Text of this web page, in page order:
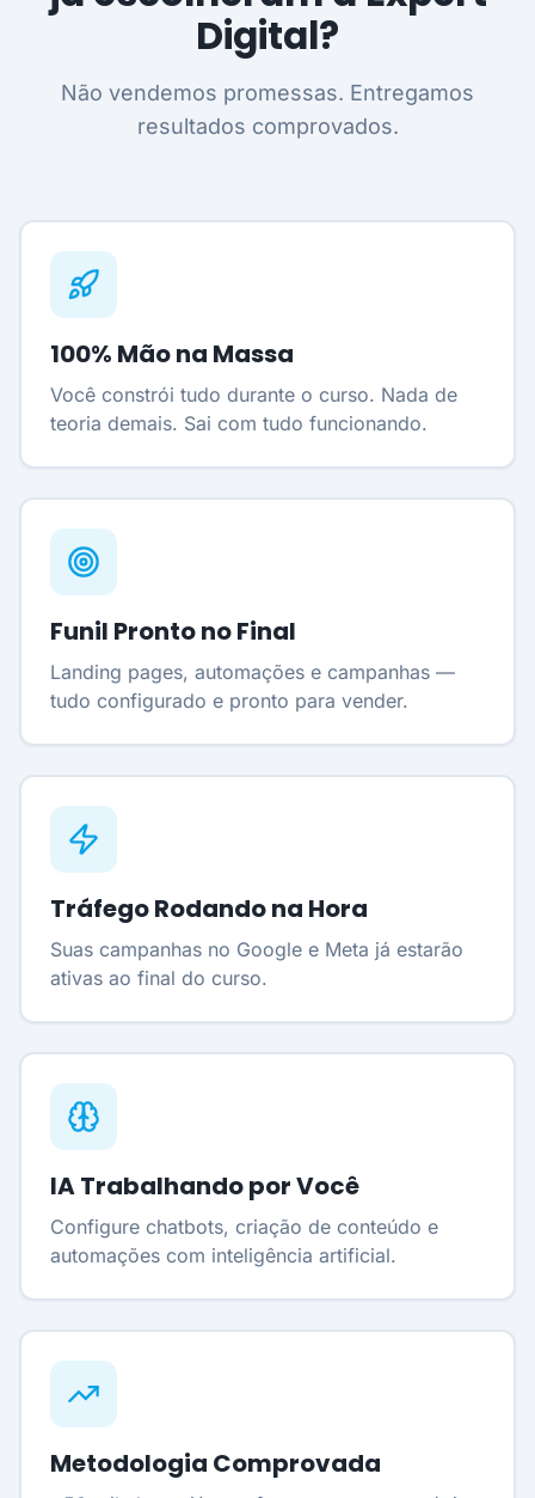
Digital?
Não vendemos promessas. Entregamos
resultados comprovados.
100% Mão na Massa
Você constrói tudo durante o curso. Nada de
teoria demais. Sai com tudo funcionando.
Funil Pronto no Final
Landing pages, automações e campanhas —
tudo configurado e pronto para vender.
Tráfego Rodando na Hora
Suas campanhas no Google e Meta já estarão
ativas ao final do curso.
IA Trabalhando por Você
Configure chatbots, criação de conteúdo e
automações com inteligência artificial.
Metodologia Comprovada